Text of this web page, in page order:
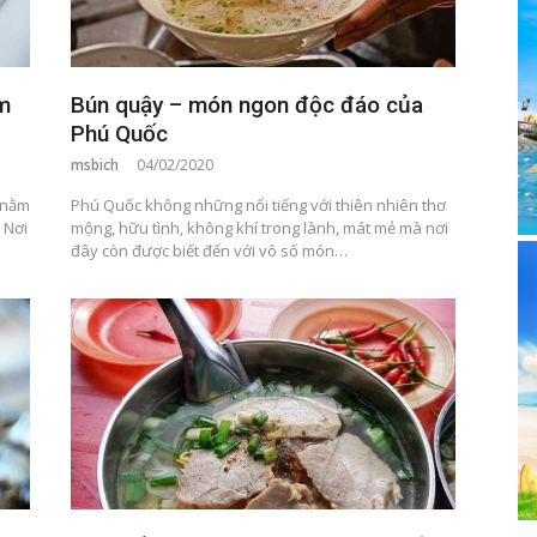
Bún quậy – món ngon độc đáo của
Phú Quốc
msbich 04/02/2020
Phú Quốc không những nổi tiếng với thiên nhiên thơ
mộng, hữu tình, không khí trong lành, mát mẻ mà nơi
đây còn được biết đến với vô số món…